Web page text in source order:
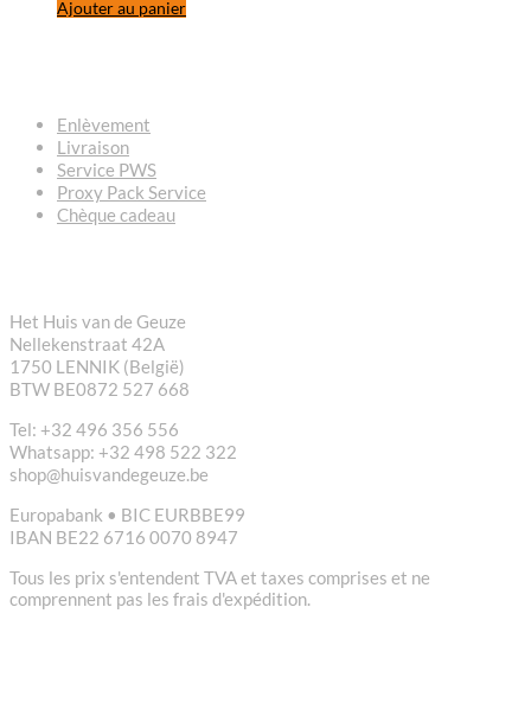
Ajouter au panier
Enlèvement
Livraison
Service PWS
Proxy Pack Service
Chèque cadeau
Het Huis van de Geuze
Nellekenstraat 42A
1750 LENNIK (België)
BTW BE0872 527 668
Tel: +32 496 356 556
Whatsapp: +32 498 522 322
shop@huisvandegeuze.be
Europabank • BIC EURBBE99
IBAN BE22 6716 0070 8947
Tous les prix s'entendent TVA et taxes comprises et ne
comprennent pas les frais d'expédition.